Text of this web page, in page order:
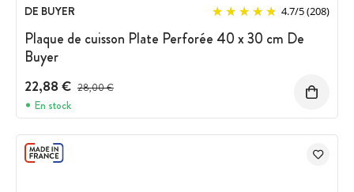
DE BUYER 4.7/5(208)
Plaque de cuisson Plate Perforée 40 x 30 cm De
Buyer
22,88 € Prix avant réduction :
28,00 €
En stock